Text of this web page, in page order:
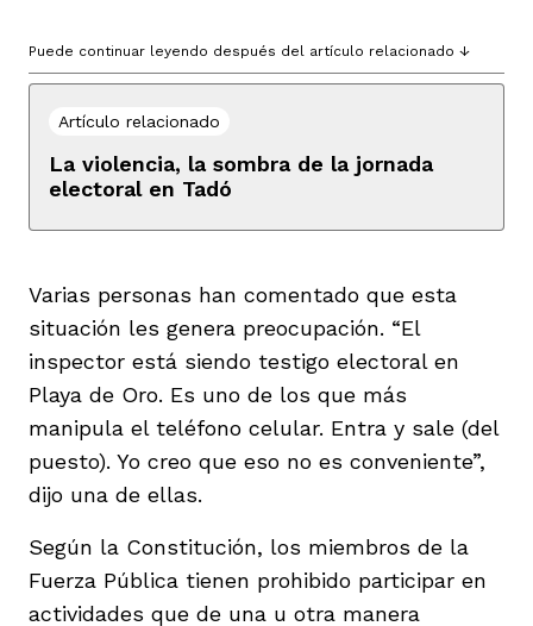
Puede continuar leyendo después del artículo relacionado ↓
Artículo relacionado
La violencia, la sombra de la jornada
electoral en Tadó
Varias personas han comentado que esta
situación les genera preocupación. “El
inspector está siendo testigo electoral en
Playa de Oro. Es uno de los que más
manipula el teléfono celular. Entra y sale (del
puesto). Yo creo que eso no es conveniente”,
dijo una de ellas.
Según la Constitución, los miembros de la
Fuerza Pública tienen prohibido participar en
actividades que de una u otra manera
del Cesar
Ana